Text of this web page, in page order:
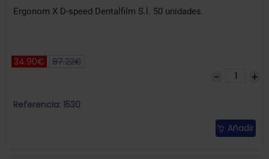
Ergonom X D-speed Dentalfilm S.l. 50 unidades.
34.90€ 87.22€
Referencia: 1530
Añadir